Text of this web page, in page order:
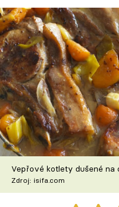
Témata
Recepty
Články
TV Program
Škola vaření
Recepty z TV
Speciál: Cuketa
Vepřové kotlety dušené na
Zdroj: isifa.com